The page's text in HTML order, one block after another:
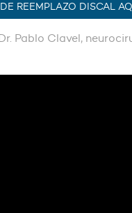
REEMPLAZO DISCAL
Pablo Clavel,